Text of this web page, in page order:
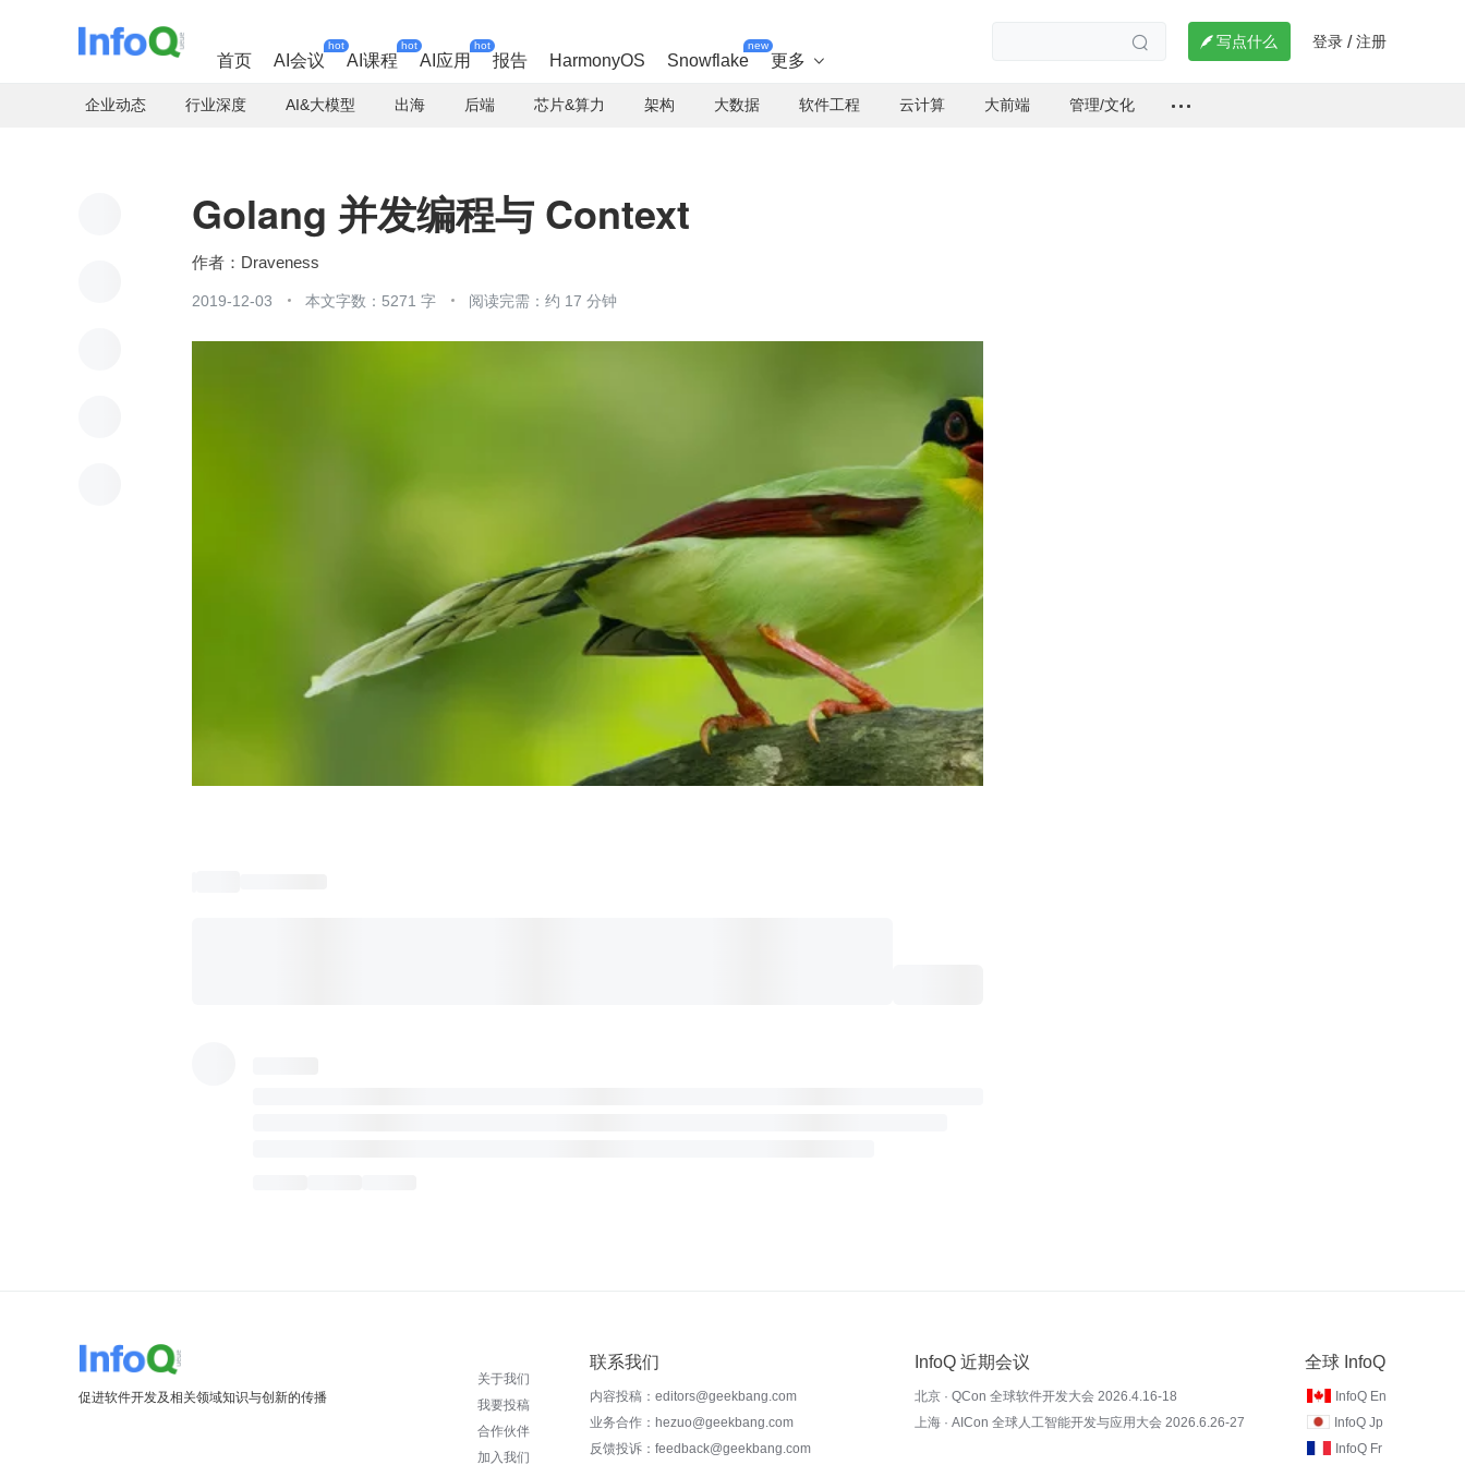
首页 AI会议
hot
AI课程
hot
AI应用
hot
报告 HarmonyOS Snowflake
new
更多 
  写点什么 登录 / 注册
企业动态 行业深度 AI&大模型 出海 后端 芯片&算力 架构 大数据 软件工程 云计算 大前端 管理/文化
Golang 并发编程与 Context
Draveness
2019-12-03 本文字数：5271 字 阅读完需：约 17 分钟
促进软件开发及相关领域知识与创新的传播
关于我们
我要投稿
合作伙伴
加入我们
联系我们
内容投稿：editors@geekbang.com
业务合作：hezuo@geekbang.com
反馈投诉：feedback@geekbang.com
InfoQ 近期会议
北京 · QCon 全球软件开发大会 2026.4.16-18
上海 · AICon 全球人工智能开发与应用大会 2026.6.26-27
全球 InfoQ
InfoQ En
InfoQ Jp
InfoQ Fr